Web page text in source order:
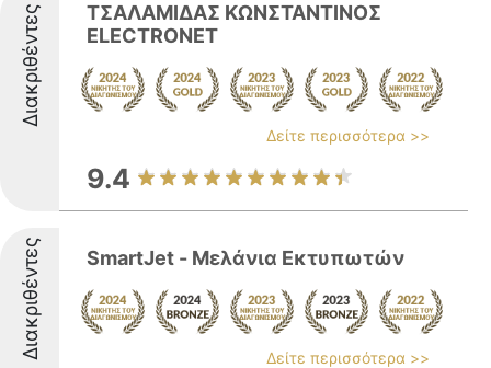
Διακριθέντες
ΤΣΑΛΑΜΙΔΑΣ ΚΩΝΣΤΑΝΤΙΝΟΣ
ELECTRONET
Δείτε περισσότερα >>
9.4
Διακριθέντες SmartJet - Μελάνια Εκτυπωτών
Δείτε περισσότερα >>